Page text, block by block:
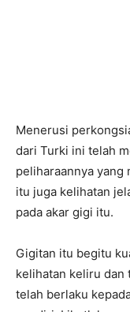
Menerusi
dari Turki ini telah
peliharaannya yang
itu juga kelihatan
pada akar gigi itu.
Gigitan itu begitu
kelihatan keliru dan
telah berlaku